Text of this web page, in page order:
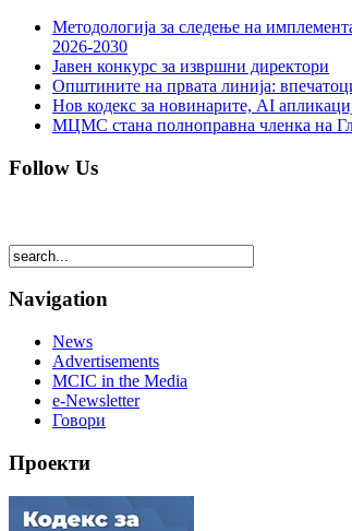
Методологија за следење на
2026-2030
Јавен конкурс за извршни директори
Општините на првата линија:
Нов кодекс за новинарите, AI
МЦМС стана полноправна членка на
Follow Us
Navigation
News
Advertisements
MCIC in the Media
e-Newsletter
Говори
Проекти